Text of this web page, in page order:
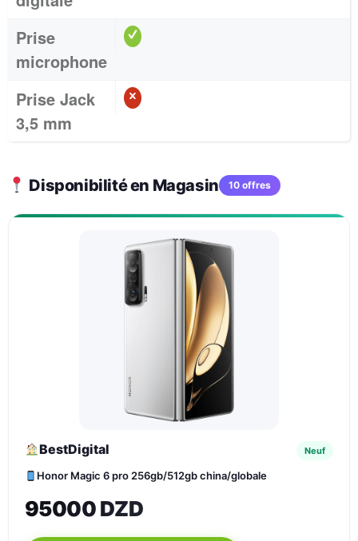
Prise
microphone
Prise Jack
3,5 mm
Disponibilité en Magasin 10 offres
BestDigital Neuf
Honor Magic 6 pro 256gb/512gb china/globale
95000 DZD